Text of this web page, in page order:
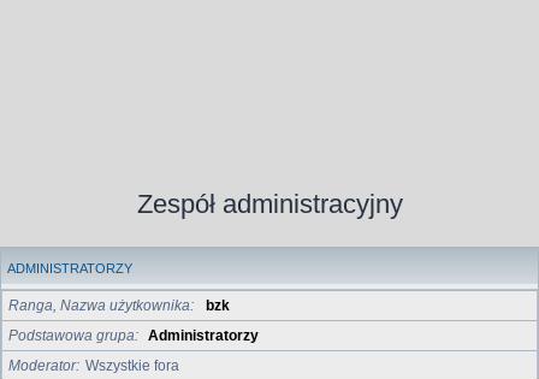
Zespół administracyjny
ADMINISTRATORZY
Ranga, Nazwa użytkownika
bzk
Podstawowa grupa
Administratorzy
Moderator Wszystkie fora